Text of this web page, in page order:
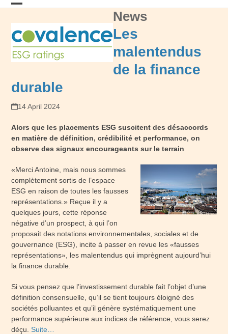
Skip
mobile
menu
mobile
menu
News
Les
malentendus
de la finance
durable
14 April 2024
Alors que les placements ESG suscitent des désaccords
en matière de définition, crédibilité et performance, on
observe des signaux encourageants sur le terrain
«Merci Antoine, mais nous sommes
complètement sortis de l’espace
ESG en raison de toutes les fausses
représentations.» Reçue il y a
quelques jours, cette réponse
négative d’un prospect, à qui l’on
proposait des notations environnementales, sociales et de
gouvernance (ESG), incite à passer en revue les «fausses
représentations», les malentendus qui imprègnent aujourd’hui
la finance durable.
Si vous pensez que l’investissement durable fait l’objet d’une
définition consensuelle, qu’il se tient toujours éloigné des
sociétés polluantes et qu’il génère systématiquement une
performance supérieure aux indices de référence, vous serez
déçu.Suite…